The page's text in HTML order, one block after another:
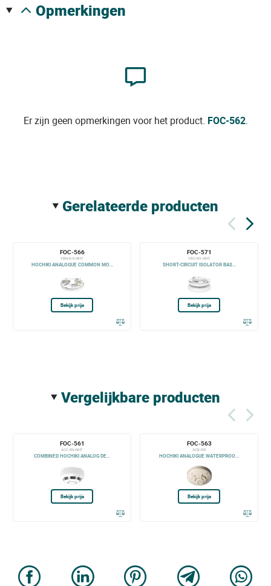
opmerkingen
Er zijn geen opmerkingen voor het product. FOC-562.
gerelateerde producten
FOC-566
YBN-R/3-WHT
HOCHIKI ANALOGUE COMMON MO...
Bekijk prijs
FOC-571
YBO-BS-WHT
SHORT-CIRCUIT ISOLATOR BAS...
Bekijk prijs
vergelijkbare producten
FOC-561
ACC-EN-WHT
COMBINED HOCHIKI ANALOG DE...
Bekijk prijs
FOC-563
ACB-EW
HOCHIKI ANALOGUE WATERPROO...
Bekijk prijs